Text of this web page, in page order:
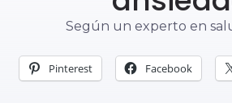
Según un experto en
Pinterest Facebook